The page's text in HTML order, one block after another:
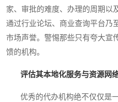
家、审批的难度、办理的周期以
通过行业论坛、商业查询平台乃
市场声誉。警惕那些只有夸大宣
馈的机构。
评估其本地化服务与资源网
优秀的代办机构绝不仅仅是一